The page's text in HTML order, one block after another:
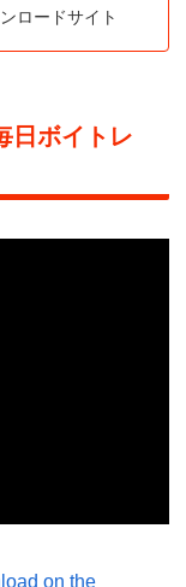
ロードサイト
日ボイトレ